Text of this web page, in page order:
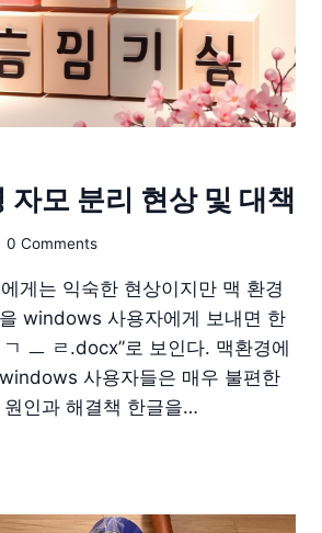
자모 분리 현상 및 대책
0 Comments
게는 익숙한 현상이지만 맥 환경
windows 사용자에게 보내면 한
ㅡ ㄹ.docx”로 보인다. 맥환경에
사용자들은 매우 불편한
인과 해결책 한글을…